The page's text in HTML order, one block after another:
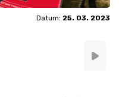
Datum: 25. 03. 2023